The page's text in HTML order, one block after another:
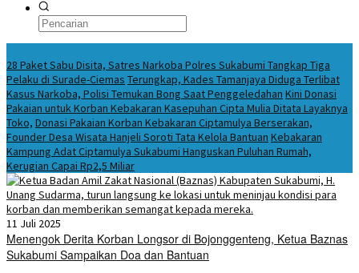
28 Paket Sabu Disita, Satres Narkoba Polres Sukabumi Tangkap Tiga
Pelaku di Surade-Ciemas Terungkap, Kades Tamanjaya Diduga Terlibat
Kasus Narkoba, Polisi Temukan Bong Saat Penggeledahan Kini Donasi
Pakaian untuk Korban Kebakaran Kasepuhan Cipta Mulia Ditata Layaknya
Toko, Donasi Pakaian Korban Kebakaran Ciptamulya Berserakan,
Founder Desa Wisata Hanjeli Soroti Tata Kelola Bantuan Kebakaran
Kampung Adat Ciptamulya Sukabumi Hanguskan Puluhan Rumah,
Kerugian Capai Rp2,5 Miliar
11 Juli 2025
Menengok Derita Korban Longsor di Bojonggenteng, Ketua Baznas
Sukabumi Sampaikan Doa dan Bantuan